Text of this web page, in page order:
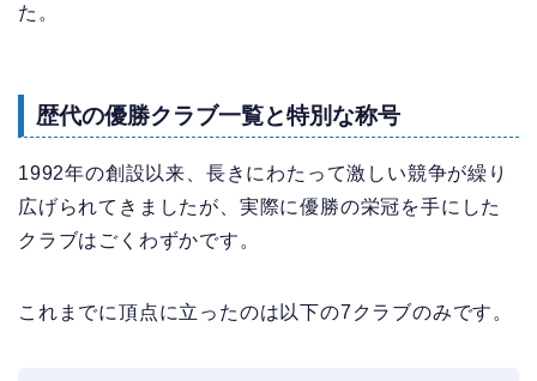
た。
歴代の優勝クラブ一覧と特別な称号
1992年の創設以来、長きにわたって激しい競争が繰り
広げられてきましたが、実際に優勝の栄冠を手にした
クラブはごくわずかです。
これまでに頂点に立ったのは以下の7クラブのみです。